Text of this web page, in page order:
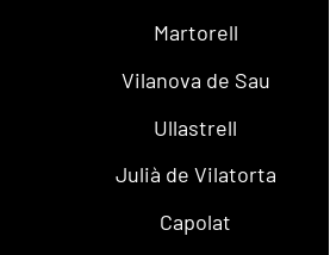
Martorell
Vilanova de Sau
Ullastrell
Julià de Vilatorta
Capolat